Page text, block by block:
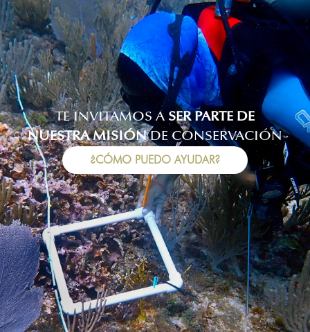
TE INVITAMOS A SER PARTE DE
NUESTRA MISIÓNDE CONSERVACIÓN
¿CÓMO PUEDO AYUDAR?